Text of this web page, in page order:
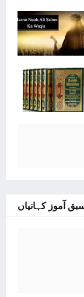
آموز کہانیاں